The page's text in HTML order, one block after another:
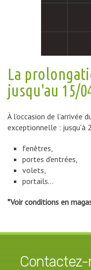
La
jusqu'au 15/
À l’occasion de
exceptionnelle : jusqu'à
fenêtres,
portes d'entrées,
volets,
portails...
*Voir conditions en
Contactez-